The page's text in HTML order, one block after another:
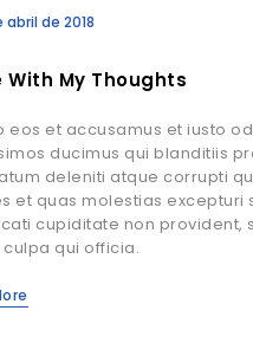
abril de 2018
With My Thoughts
eos et accusamus et iusto
ducimus qui blanditiis
deleniti atque corrupti
et quas molestias excepturi
cupiditate non provident,
culpa qui officia.